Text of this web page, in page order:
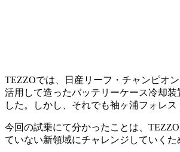
TEZZOでは、日産リーフ・チャンピオ
活用して造ったバッテリーケース冷却
した。しかし、それでも袖ヶ浦フォレ
今回の試乗にて分かったことは、
ていない新領域にチャレンジしていくた